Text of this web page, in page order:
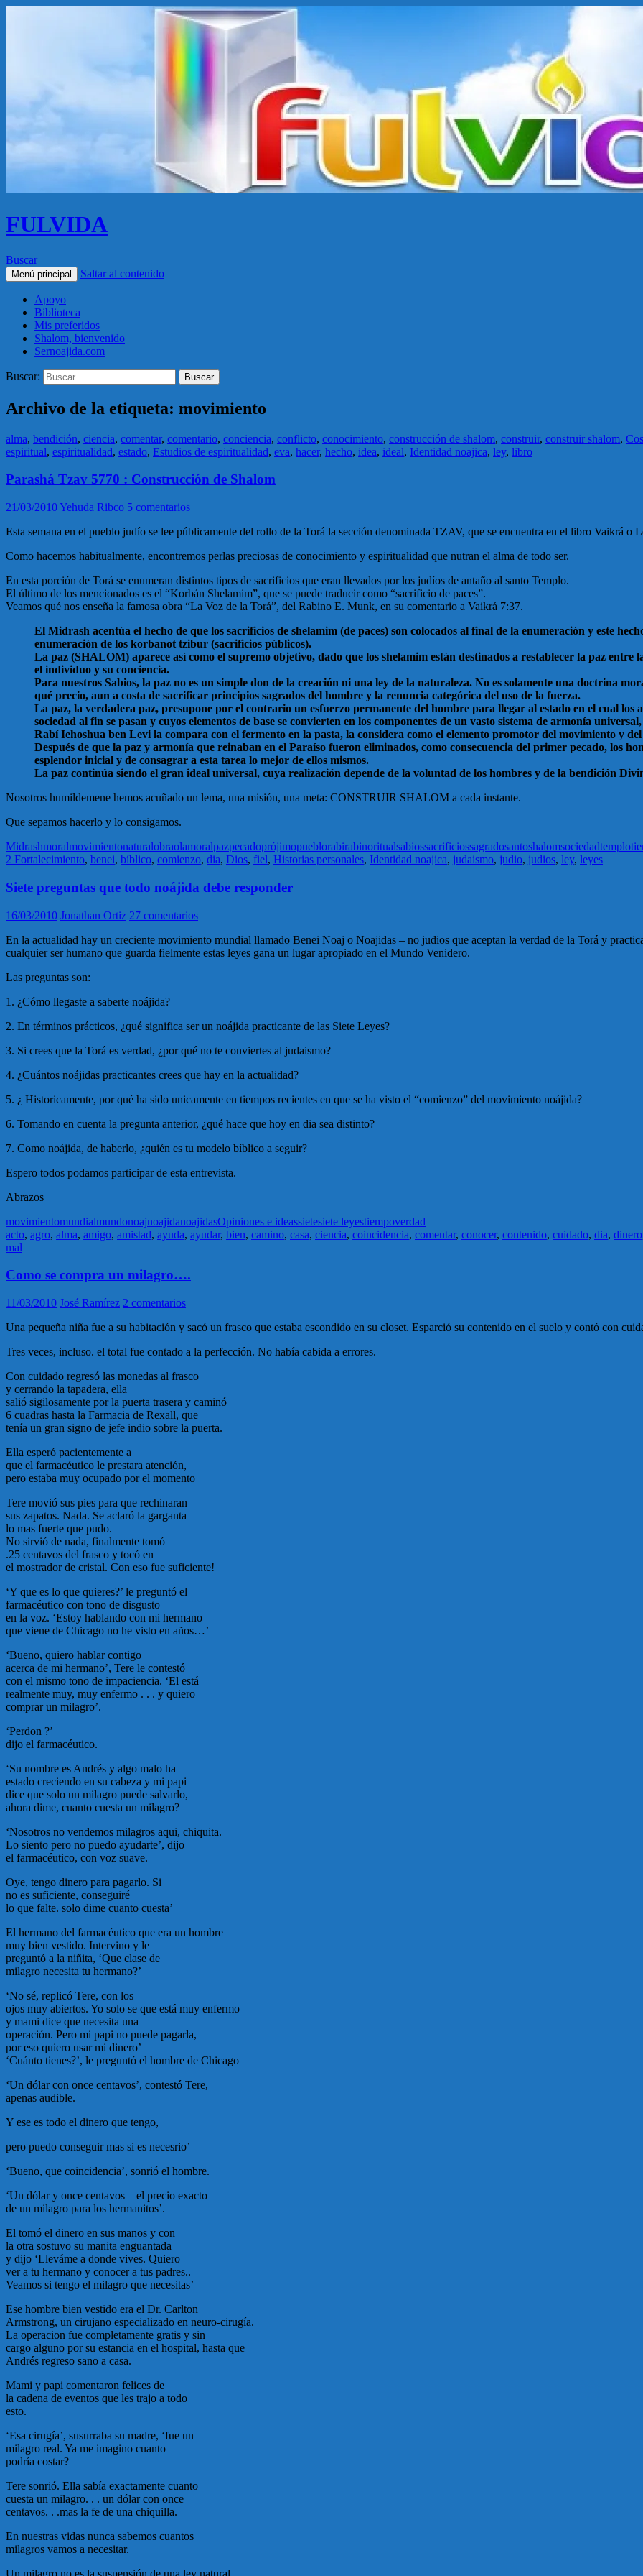
FULVIDA
Buscar
Menú principal Saltar al contenido
Apoyo
Biblioteca
Mis preferidos
Shalom, bienvenido
Sernoajida.com
Buscar:
Archivo de la etiqueta: movimiento
alma, bendición, ciencia, comentar, comentario, conciencia, conflicto, conocimiento, construcción de shalom, construir, construir shalom,
espiritual, espiritualidad, estado, Estudios de espiritualidad, eva, hacer, hecho, idea, ideal, Identidad noajica, ley, libro
Parashá Tzav 5770 : Construcción de Shalom
21/03/2010Yehuda Ribco 5 comentarios
Esta semana en el pueblo judío se lee públicamente del rollo de la Torá la sección denominada TZAV, que se encuentra en el libro Vaikrá o
Como hacemos habitualmente, encontremos perlas preciosas de conocimiento y espiritualidad que nutran el alma de todo ser.
En esta porción de Torá se enumeran distintos tipos de sacrificios que eran llevados por los judíos de antaño al santo Templo.
El último de los mencionados es el “Korbán Shelamim”, que se puede traducir como “sacrificio de paces”.
Veamos qué nos enseña la famosa obra “La Voz de la Torá”, del Rabino E. Munk, en su comentario a Vaikrá 7:37.
El Midrash acentúa el hecho de que los sacrificios de shelamim (de paces) son colocados al final de la enumeración y este
enumeración de los korbanot tzibur (sacrificios públicos).
La paz (SHALOM) aparece así como el supremo objetivo, dado que los shelamim están destinados a restablecer la paz
el individuo y su conciencia.
Para nuestros Sabios, la paz no es un simple don de la creación ni una ley de la naturaleza. No es solamente una doctrina
qué precio, aun a costa de sacrificar principios sagrados del hombre y la renuncia categórica del uso de la fuerza.
La paz, la verdadera paz, presupone por el contrario un esfuerzo permanente del hombre para llegar al estado en el cual los
sociedad al fin se pasan y cuyos elementos de base se convierten en los componentes de un vasto sistema de armonía
Rabí Iehoshua ben Levi la compara con el fermento en la pasta, la considera como el elemento promotor del movimiento y del
Después de que la paz y armonía que reinaban en el Paraíso fueron eliminados, como consecuencia del primer pecado, los
esplendor inicial y de consagrar a esta tarea lo mejor de ellos mismos.
La paz continúa siendo el gran ideal universal, cuya realización depende de la voluntad de los hombres y de la bendición
Nosotros humildemene hemos acuñado un lema, una misión, una meta: CONSTRUIR SHALOM a cada instante.
Que sepamos hacerlo y lo consigamos.
Midrashmoralmovimientonaturalobraolamoralpazpecadoprójimopueblorabirabinoritualsabiossacrificiossagradosantoshalomsociedadtemplo
2 Fortalecimiento, benei, bíblico, comienzo, dia, Dios, fiel, Historias personales, Identidad noajica, judaismo, judio, judios, ley, leyes
Siete preguntas que todo noájida debe responder
16/03/2010 Jonathan Ortiz 27 comentarios
En la actualidad hay un creciente movimiento mundial llamado Benei Noaj o Noajidas – no judios que aceptan la verdad de la Torá y
cualquier ser humano que guarda fielmente estas leyes gana un lugar apropiado en el Mundo Venidero.
Las preguntas son:
1. ¿Cómo llegaste a saberte noájida?
2. En términos prácticos, ¿qué significa ser un noájida practicante de las Siete Leyes?
3. Si crees que la Torá es verdad, ¿por qué no te conviertes al judaismo?
4. ¿Cuántos noájidas practicantes crees que hay en la actualidad?
5. ¿ Historicamente, por qué ha sido unicamente en tiempos recientes en que se ha visto el “comienzo” del movimiento noájida?
6. Tomando en cuenta la pregunta anterior, ¿qué hace que hoy en dia sea distinto?
7. Como noájida, de haberlo, ¿quién es tu modelo bíblico a seguir?
Espero todos podamos participar de esta entrevista.
Abrazos
movimientomundialmundonoajnoajidanoajidasOpiniones e ideassietesiete leyestiempoverdad
acto, agro, alma, amigo, amistad, ayuda, ayudar, bien, camino, casa, ciencia, coincidencia, comentar, conocer, contenido, cuidado, dia, dinero
mal
Como se compra un milagro….
11/03/2010 José Ramírez 2 comentarios
Una pequeña niña fue a su habitación y sacó un frasco que estaba escondido en su closet. Esparció su contenido en el suelo y contó con
Tres veces, incluso. el total fue contado a la perfección. No había cabida a errores.
Con cuidado regresó las monedas al frasco
y cerrando la tapadera, ella
salió sigilosamente por la puerta trasera y caminó
6 cuadras hasta la Farmacia de Rexall, que
tenía un gran signo de jefe indio sobre la puerta.
Ella esperó pacientemente a
que el farmacéutico le prestara atención,
pero estaba muy ocupado por el momento
Tere movió sus pies para que rechinaran
sus zapatos. Nada. Se aclaró la garganta
lo mas fuerte que pudo.
No sirvió de nada, finalmente tomó
.25 centavos del frasco y tocó en
el mostrador de cristal. Con eso fue suficiente!
‘Y que es lo que quieres?’ le preguntó el
farmacéutico con tono de disgusto
en la voz. ‘Estoy hablando con mi hermano
que viene de Chicago no he visto en años…’
‘Bueno, quiero hablar contigo
acerca de mi hermano’, Tere le contestó
con el mismo tono de impaciencia. ‘El está
realmente muy, muy enfermo . . . y quiero
comprar un milagro’.
‘Perdon ?’
dijo el farmacéutico.
‘Su nombre es Andrés y algo malo ha
estado creciendo en su cabeza y mi papi
dice que solo un milagro puede salvarlo,
ahora dime, cuanto cuesta un milagro?
‘Nosotros no vendemos milagros aqui, chiquita.
Lo siento pero no puedo ayudarte’, dijo
el farmacéutico, con voz suave.
Oye, tengo dinero para pagarlo. Si
no es suficiente, conseguiré
lo que falte. solo dime cuanto cuesta’
El hermano del farmacéutico que era un hombre
muy bien vestido. Intervino y le
preguntó a la niñita, ‘Que clase de
milagro necesita tu hermano?’
‘No sé, replicó Tere, con los
ojos muy abiertos. Yo solo se que está muy enfermo
y mami dice que necesita una
operación. Pero mi papi no puede pagarla,
por eso quiero usar mi dinero’
‘Cuánto tienes?’, le preguntó el hombre de Chicago
‘Un dólar con once centavos’, contestó Tere,
apenas audible.
Y ese es todo el dinero que tengo,
pero puedo conseguir mas si es necesrio’
‘Bueno, que coincidencia’, sonrió el hombre.
‘Un dólar y once centavos—el precio exacto
de un milagro para los hermanitos’.
El tomó el dinero en sus manos y con
la otra sostuvo su manita enguantada
y dijo ‘Lleváme a donde vives. Quiero
ver a tu hermano y conocer a tus padres..
Veamos si tengo el milagro que necesitas’
Ese hombre bien vestido era el Dr. Carlton
Armstrong, un cirujano especializado en neuro-cirugía.
La operacion fue completamente gratis y sin
cargo alguno por su estancia en el hospital, hasta que
Andrés regreso sano a casa.
Mami y papi comentaron felices de
la cadena de eventos que les trajo a todo
esto.
‘Esa cirugía’, susurraba su madre, ‘fue un
milagro real. Ya me imagino cuanto
podría costar?
Tere sonrió. Ella sabía exactamente cuanto
cuesta un milagro. . . un dólar con once
centavos. . .mas la fe de una chiquilla.
En nuestras vidas nunca sabemos cuantos
milagros vamos a necesitar.
Un milagro no es la suspensión de una ley natural